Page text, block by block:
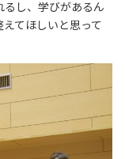
し、学びがあるん
てほしいと思って